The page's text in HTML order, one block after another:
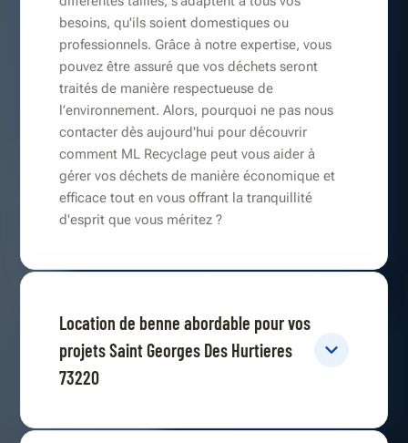
besoins, qu'ils soient domestiques ou
professionnels. Grâce à notre expertise, vous
pouvez être assuré que vos déchets seront
traités de manière respectueuse de
l’environnement. Alors, pourquoi ne pas nous
contacter dès aujourd'hui pour découvrir
comment ML Recyclage peut vous aider à
gérer vos déchets de manière économique et
efficace tout en vous offrant la tranquillité
d'esprit que vous méritez ?
Location de benne abordable pour vos
projets Saint Georges Des Hurtieres
73220